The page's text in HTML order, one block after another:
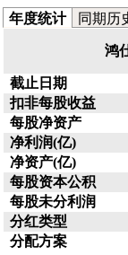
年度统计 同期历
鸿
截止日期
扣非每股收益
每股净资产
净利润(亿)
净资产(亿)
每股资本公积
每股未分利润
分红类型
分配方案